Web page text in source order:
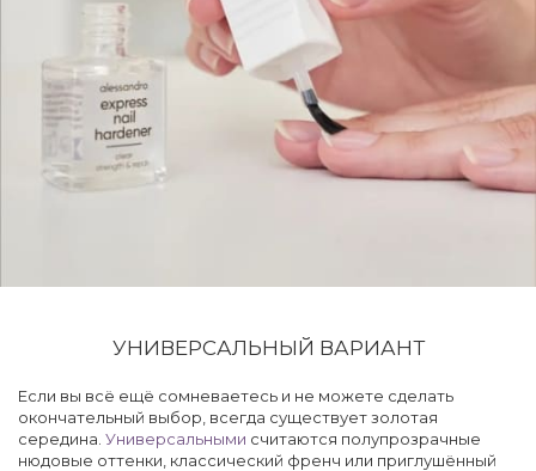
УНИВЕРСАЛЬНЫЙ ВАРИАНТ
Если вы всё ещё сомневаетесь и не можете сделать
окончательный выбор, всегда существует золотая
середина. Универсальными считаются полупрозрачные
нюдовые оттенки, классический френч или приглушённый